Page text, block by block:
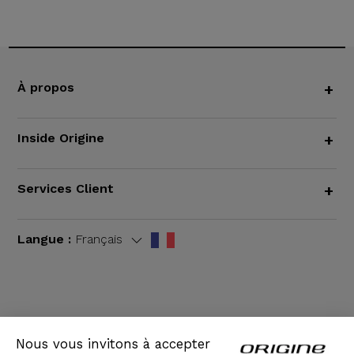
Nous vous invitons à accepter
À propos +
Inside Origine +
Services Client +
Langue : Français